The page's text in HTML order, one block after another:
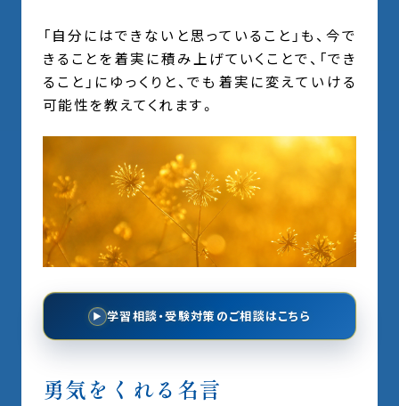
「自分にはできないと思っていること」も、今で
きることを着実に積み上げていくことで、「でき
ること」にゆっくりと、でも着実に変えていける
可能性を教えてくれます。
▶ 学習相談・受験対策のご相談はこちら
勇気をくれる名言